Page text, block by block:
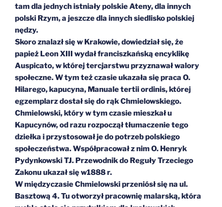
tam dla jednych istniały polskie Ateny, dla innych
polski Rzym, a jeszcze dla innych siedlisko polskiej
nędzy.
Skoro znalazł się w Krakowie, dowiedział się, że
papież Leon XIII wydał franciszkańską encyklikę
Auspicato, w której tercjarstwu przyznawał walory
społeczne. W tym też czasie ukazała się praca O.
Hilarego, kapucyna, Manuale tertii ordinis, której
egzemplarz dostał się do rąk Chmielowskiego.
Chmielowski, który w tym czasie mieszkał u
Kapucynów, od razu rozpoczął tłumaczenie tego
dziełka i przystosował je do potrzeb polskiego
społeczeństwa. Współpracował z nim O. Henryk
Pydynkowski TJ. Przewodnik do Reguły Trzeciego
Zakonu ukazał się w1888 r.
W międzyczasie Chmielowski przeniósł się na ul.
Basztową 4. Tu otworzył pracownię malarską, która